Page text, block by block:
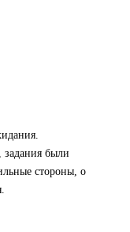
задания были
стороны, о